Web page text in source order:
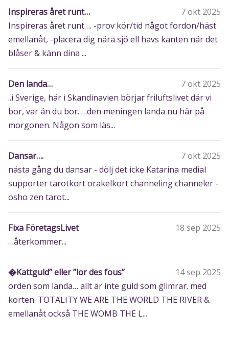
Inspireras året runt…
7 okt 2025
Inspireras året runt…. -prov kör/tid något fordon/häst
emellanåt, -placera dig nära sjö ell havs kanten när det
blåser & känn dina ...
Den landa…
7 okt 2025
..i Sverige, här i Skandinavien börjar friluftslivet där vi
bor, var än du bor. …den meningen landa nu här på
morgonen. Någon som läs...
Dansar….
7 okt 2025
nästa gång du dansar - dölj det icke Katarina medial
supporter tarotkort orakelkort channeling channeler -
osho zen tarot...
Fixa FöretagsLivet
18 sep 2025
…återkommer...
�Kattguld” eller ”lor des fous”
14 sep 2025
orden som landa… allt är inte guld som glimrar. med
korten: TOTALITY WE ARE THE WORLD THE RIVER &
emellanåt också THE WOMB THE L...